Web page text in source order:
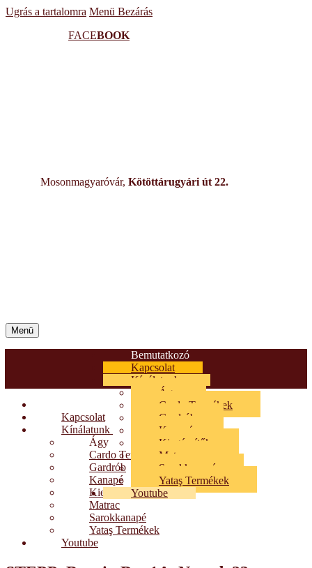
Ugrás a tartalomra Menü Bezárás
FACEBOOK
Mosonmagyaróvár, Kötöttárugyári út 22.
Menü
Bemutatkozó
Kapcsolat
Kínálatunk
Ágy
Cardo Termékek
Gardrób
Kanapé
Kiegészítők
Matrac
Sarokkanapé
Yataş Termékek
Youtube
Bemutatkozó
Kapcsolat
Kínálatunk
Ágy
Cardo Termékek
Gardrób
Kanapé
Kiegészítők
Matrac
Sarokkanapé
Yataş Termékek
Youtube